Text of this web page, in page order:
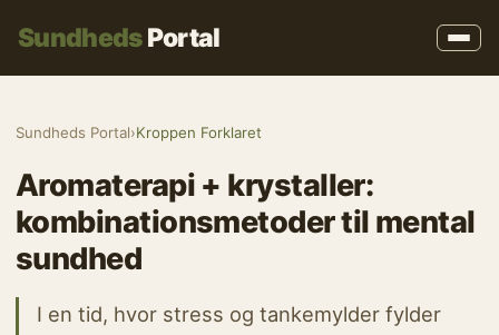
SundhedsPortal
Sundheds Portal›Kroppen Forklaret
Aromaterapi + krystaller:
kombinationsmetoder til mental
sundhed
I en tid, hvor stress og tankemylder fylder